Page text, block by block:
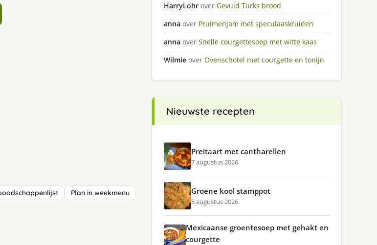
Plan in weekmenu
HarryLohr over Gevuld Turks brood
anna over Pruimenjam met speculaaskruiden
anna over Snelle courgettesoep met witte kaas
Wilmie over Ovenschotel met courgette en tonijn
Nieuwste recepten
Preitaart met cantharellen
7 augustus 2026
Groene kool stamppot
5 augustus 2026
Mexicaanse groentesoep met gehakt en
courgette